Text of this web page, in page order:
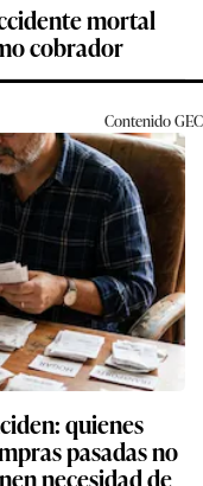
mortal
cobrador
ContenidoGEC
quienes
pasadas no
necesidad de